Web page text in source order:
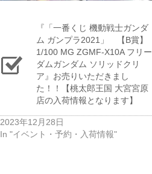
『「一番くじ ​機動戦士ガンダ
ム ​ガンプラ2021」 【​B賞】
1/100 ​MG ​ZGMF-X10A ​フリー
ダムガンダム ​ソリッドクリ
ア』お売りいただきまし
た！！【桃太郎王国 大宮宮原
店の入荷情報となります】
2023年12月28日
In "イベント・予約・入荷情報"